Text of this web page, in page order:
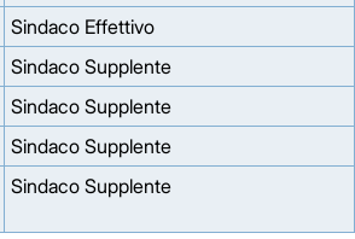
Sindaco Effettivo
Sindaco Supplente
Sindaco Supplente
Sindaco Supplente
Sindaco Supplente